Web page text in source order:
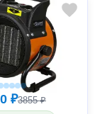
₽3855 ₽